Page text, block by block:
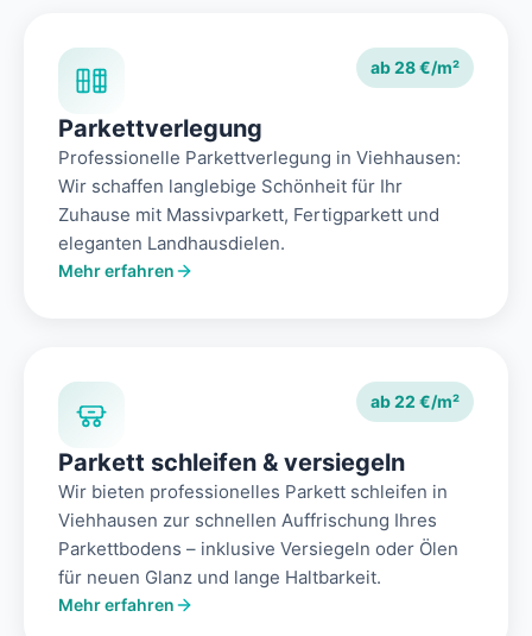
ab 28 €/m²
Parkettverlegung
Professionelle Parkettverlegung in Viehhausen:
Wir schaffen langlebige Schönheit für Ihr
Zuhause mit Massivparkett, Fertigparkett und
eleganten Landhausdielen.
Mehr erfahren
ab 22 €/m²
Parkett schleifen & versiegeln
Wir bieten professionelles Parkett schleifen in
Viehhausen zur schnellen Auffrischung Ihres
Parkettbodens – inklusive Versiegeln oder Ölen
für neuen Glanz und lange Haltbarkeit.
Mehr erfahren